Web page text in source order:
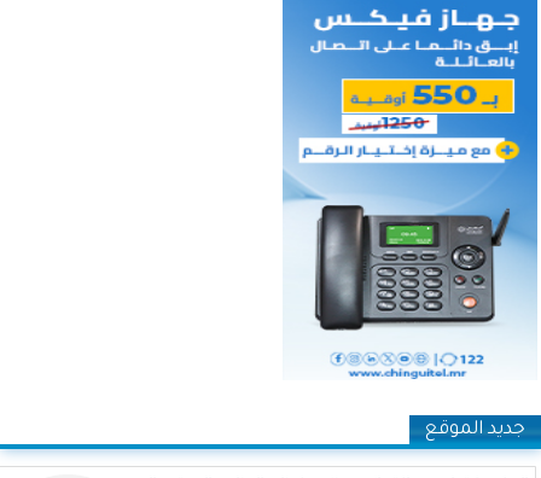
جديد الموقع